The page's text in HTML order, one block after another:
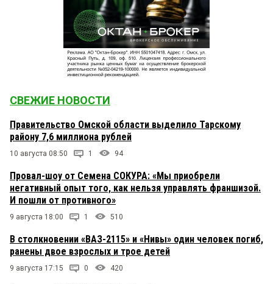
СВЕЖИЕ НОВОСТИ
Правительство Омской области выделило Тарскому
району 7,6 миллиона рублей
10 августа 08:50 1 94
Провал-шоу от Семена СОКУРА: «Мы приобрели
негативный опыт того, как нельзя управлять франшизой.
И пошли от противного»
9 августа 18:00 1 510
В столкновении «ВАЗ-2115» и «Нивы» один человек погиб,
ранены двое взрослых и трое детей
9 августа 17:15 0 420